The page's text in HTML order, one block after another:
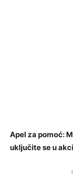
Apel za pomoć:
uključite se u